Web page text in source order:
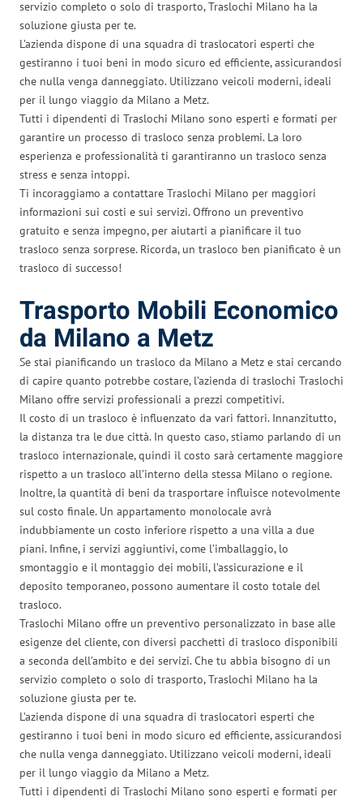
servizio completo o solo di trasporto, Traslochi Milano ha la
soluzione giusta per te.
L’azienda dispone di una squadra di traslocatori esperti che
gestiranno i tuoi beni in modo sicuro ed efficiente, assicurandosi
che nulla venga danneggiato. Utilizzano veicoli moderni, ideali
per il lungo viaggio da Milano a Metz.
Tutti i dipendenti di Traslochi Milano sono esperti e formati per
garantire un processo di trasloco senza problemi. La loro
esperienza e professionalità ti garantiranno un trasloco senza
stress e senza intoppi.
Ti incoraggiamo a contattare Traslochi Milano per maggiori
informazioni sui costi e sui servizi. Offrono un preventivo
gratuito e senza impegno, per aiutarti a pianificare il tuo
trasloco senza sorprese. Ricorda, un trasloco ben pianificato è un
trasloco di successo!
Trasporto Mobili Economico
da Milano a Metz
Se stai pianificando un trasloco da Milano a Metz e stai cercando
di capire quanto potrebbe costare, l’azienda di traslochi Traslochi
Milano offre servizi professionali a prezzi competitivi.
Il costo di un trasloco è influenzato da vari fattori. Innanzitutto,
la distanza tra le due città. In questo caso, stiamo parlando di un
trasloco internazionale, quindi il costo sarà certamente maggiore
rispetto a un trasloco all’interno della stessa Milano o regione.
Inoltre, la quantità di beni da trasportare influisce notevolmente
sul costo finale. Un appartamento monolocale avrà
indubbiamente un costo inferiore rispetto a una villa a due
piani. Infine, i servizi aggiuntivi, come l’imballaggio, lo
smontaggio e il montaggio dei mobili, l’assicurazione e il
deposito temporaneo, possono aumentare il costo totale del
trasloco.
Traslochi Milano offre un preventivo personalizzato in base alle
esigenze del cliente, con diversi pacchetti di trasloco disponibili
a seconda dell’ambito e dei servizi. Che tu abbia bisogno di un
servizio completo o solo di trasporto, Traslochi Milano ha la
soluzione giusta per te.
L’azienda dispone di una squadra di traslocatori esperti che
gestiranno i tuoi beni in modo sicuro ed efficiente, assicurandosi
che nulla venga danneggiato. Utilizzano veicoli moderni, ideali
per il lungo viaggio da Milano a Metz.
Tutti i dipendenti di Traslochi Milano sono esperti e formati per